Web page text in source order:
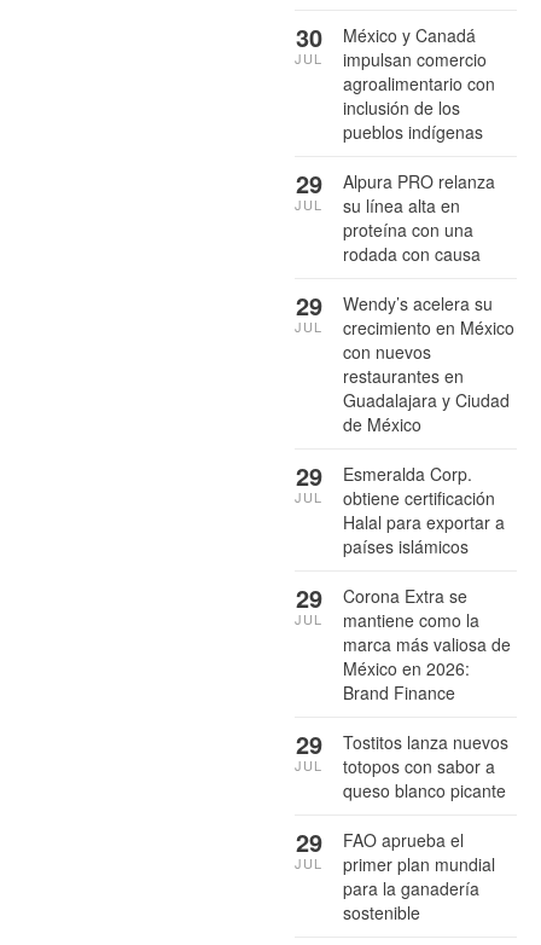
México y Canadá
impulsan comercio
agroalimentario con
inclusión de los
pueblos indígenas
30
JUL
Alpura PRO relanza
su línea alta en
proteína con una
rodada con causa
29
JUL
Wendy’s acelera su
crecimiento en México
con nuevos
restaurantes en
Guadalajara y Ciudad
de México
29
JUL
Esmeralda Corp.
obtiene certificación
Halal para exportar a
países islámicos
29
JUL
Corona Extra se
mantiene como la
marca más valiosa de
México en 2026:
Brand Finance
29
JUL
Tostitos lanza nuevos
totopos con sabor a
queso blanco picante
29
JUL
FAO aprueba el
primer plan mundial
para la ganadería
sostenible
29
JUL